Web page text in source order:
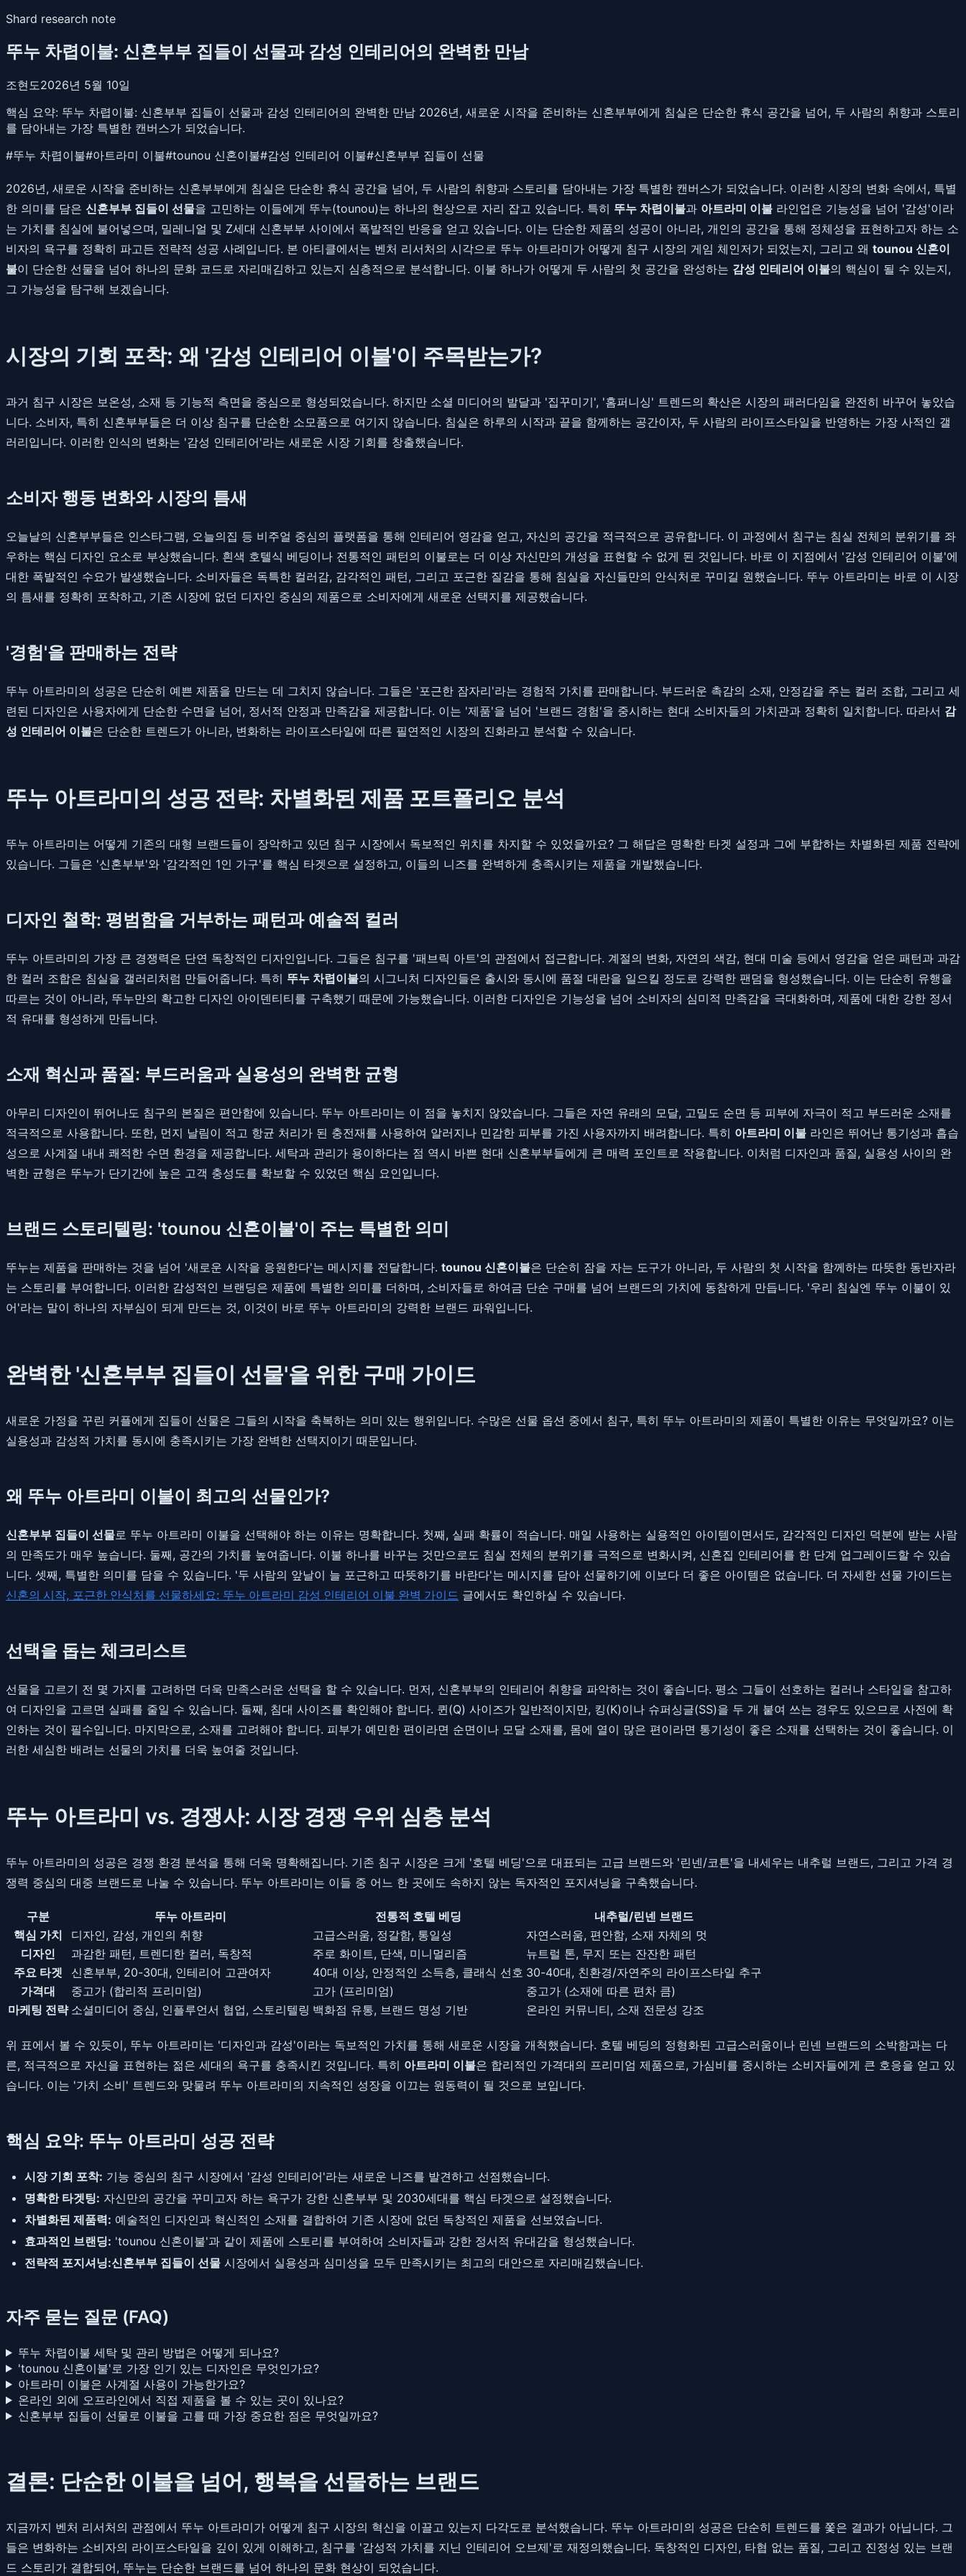
Shard research note
뚜누 차렵이불: 신혼부부 집들이 선물과 감성 인테리어의 완벽한 만남
조현도2026년 5월 10일
핵심 요약: 뚜누 차렵이불: 신혼부부 집들이 선물과 감성 인테리어의 완벽한 만남 2026년, 새로운 시작을 준비하는 신혼부부에게 침실은 단순한 휴식 공간을 넘어, 두 사람의 취향과 스토리
를 담아내는 가장 특별한 캔버스가 되었습니다.
#뚜누 차렵이불#아트라미 이불#tounou 신혼이불#감성 인테리어 이불#신혼부부 집들이 선물
2026년, 새로운 시작을 준비하는 신혼부부에게 침실은 단순한 휴식 공간을 넘어, 두 사람의 취향과 스토리를 담아내는 가장 특별한 캔버스가 되었습니다. 이러한 시장의 변화 속에서, 특별
한 의미를 담은 신혼부부 집들이 선물을 고민하는 이들에게 뚜누(tounou)는 하나의 현상으로 자리 잡고 있습니다. 특히 뚜누 차렵이불과 아트라미 이불 라인업은 기능성을 넘어 '감성'이라
는 가치를 침실에 불어넣으며, 밀레니얼 및 Z세대 신혼부부 사이에서 폭발적인 반응을 얻고 있습니다. 이는 단순한 제품의 성공이 아니라, 개인의 공간을 통해 정체성을 표현하고자 하는 소
비자의 욕구를 정확히 파고든 전략적 성공 사례입니다. 본 아티클에서는 벤처 리서처의 시각으로 뚜누 아트라미가 어떻게 침구 시장의 게임 체인저가 되었는지, 그리고 왜 tounou 신혼이
불이 단순한 선물을 넘어 하나의 문화 코드로 자리매김하고 있는지 심층적으로 분석합니다. 이불 하나가 어떻게 두 사람의 첫 공간을 완성하는 감성 인테리어 이불의 핵심이 될 수 있는지,
그 가능성을 탐구해 보겠습니다.
시장의 기회 포착: 왜 '감성 인테리어 이불'이 주목받는가?
과거 침구 시장은 보온성, 소재 등 기능적 측면을 중심으로 형성되었습니다. 하지만 소셜 미디어의 발달과 '집꾸미기', '홈퍼니싱' 트렌드의 확산은 시장의 패러다임을 완전히 바꾸어 놓았습
니다. 소비자, 특히 신혼부부들은 더 이상 침구를 단순한 소모품으로 여기지 않습니다. 침실은 하루의 시작과 끝을 함께하는 공간이자, 두 사람의 라이프스타일을 반영하는 가장 사적인 갤
러리입니다. 이러한 인식의 변화는 '감성 인테리어'라는 새로운 시장 기회를 창출했습니다.
소비자 행동 변화와 시장의 틈새
오늘날의 신혼부부들은 인스타그램, 오늘의집 등 비주얼 중심의 플랫폼을 통해 인테리어 영감을 얻고, 자신의 공간을 적극적으로 공유합니다. 이 과정에서 침구는 침실 전체의 분위기를 좌
우하는 핵심 디자인 요소로 부상했습니다. 흰색 호텔식 베딩이나 전통적인 패턴의 이불로는 더 이상 자신만의 개성을 표현할 수 없게 된 것입니다. 바로 이 지점에서 '감성 인테리어 이불'에
대한 폭발적인 수요가 발생했습니다. 소비자들은 독특한 컬러감, 감각적인 패턴, 그리고 포근한 질감을 통해 침실을 자신들만의 안식처로 꾸미길 원했습니다. 뚜누 아트라미는 바로 이 시장
의 틈새를 정확히 포착하고, 기존 시장에 없던 디자인 중심의 제품으로 소비자에게 새로운 선택지를 제공했습니다.
'경험'을 판매하는 전략
뚜누 아트라미의 성공은 단순히 예쁜 제품을 만드는 데 그치지 않습니다. 그들은 '포근한 잠자리'라는 경험적 가치를 판매합니다. 부드러운 촉감의 소재, 안정감을 주는 컬러 조합, 그리고 세
련된 디자인은 사용자에게 단순한 수면을 넘어, 정서적 안정과 만족감을 제공합니다. 이는 '제품'을 넘어 '브랜드 경험'을 중시하는 현대 소비자들의 가치관과 정확히 일치합니다. 따라서 감
성 인테리어 이불은 단순한 트렌드가 아니라, 변화하는 라이프스타일에 따른 필연적인 시장의 진화라고 분석할 수 있습니다.
뚜누 아트라미의 성공 전략: 차별화된 제품 포트폴리오 분석
뚜누 아트라미는 어떻게 기존의 대형 브랜드들이 장악하고 있던 침구 시장에서 독보적인 위치를 차지할 수 있었을까요? 그 해답은 명확한 타겟 설정과 그에 부합하는 차별화된 제품 전략에
있습니다. 그들은 '신혼부부'와 '감각적인 1인 가구'를 핵심 타겟으로 설정하고, 이들의 니즈를 완벽하게 충족시키는 제품을 개발했습니다.
디자인 철학: 평범함을 거부하는 패턴과 예술적 컬러
뚜누 아트라미의 가장 큰 경쟁력은 단연 독창적인 디자인입니다. 그들은 침구를 '패브릭 아트'의 관점에서 접근합니다. 계절의 변화, 자연의 색감, 현대 미술 등에서 영감을 얻은 패턴과 과감
한 컬러 조합은 침실을 갤러리처럼 만들어줍니다. 특히 뚜누 차렵이불의 시그니처 디자인들은 출시와 동시에 품절 대란을 일으킬 정도로 강력한 팬덤을 형성했습니다. 이는 단순히 유행을
따르는 것이 아니라, 뚜누만의 확고한 디자인 아이덴티티를 구축했기 때문에 가능했습니다. 이러한 디자인은 기능성을 넘어 소비자의 심미적 만족감을 극대화하며, 제품에 대한 강한 정서
적 유대를 형성하게 만듭니다.
소재 혁신과 품질: 부드러움과 실용성의 완벽한 균형
아무리 디자인이 뛰어나도 침구의 본질은 편안함에 있습니다. 뚜누 아트라미는 이 점을 놓치지 않았습니다. 그들은 자연 유래의 모달, 고밀도 순면 등 피부에 자극이 적고 부드러운 소재를
적극적으로 사용합니다. 또한, 먼지 날림이 적고 항균 처리가 된 충전재를 사용하여 알러지나 민감한 피부를 가진 사용자까지 배려합니다. 특히 아트라미 이불 라인은 뛰어난 통기성과 흡습
성으로 사계절 내내 쾌적한 수면 환경을 제공합니다. 세탁과 관리가 용이하다는 점 역시 바쁜 현대 신혼부부들에게 큰 매력 포인트로 작용합니다. 이처럼 디자인과 품질, 실용성 사이의 완
벽한 균형은 뚜누가 단기간에 높은 고객 충성도를 확보할 수 있었던 핵심 요인입니다.
브랜드 스토리텔링: 'tounou 신혼이불'이 주는 특별한 의미
뚜누는 제품을 판매하는 것을 넘어 '새로운 시작을 응원한다'는 메시지를 전달합니다. tounou 신혼이불은 단순히 잠을 자는 도구가 아니라, 두 사람의 첫 시작을 함께하는 따뜻한 동반자라
는 스토리를 부여합니다. 이러한 감성적인 브랜딩은 제품에 특별한 의미를 더하며, 소비자들로 하여금 단순 구매를 넘어 브랜드의 가치에 동참하게 만듭니다. '우리 침실엔 뚜누 이불이 있
어'라는 말이 하나의 자부심이 되게 만드는 것, 이것이 바로 뚜누 아트라미의 강력한 브랜드 파워입니다.
완벽한 '신혼부부 집들이 선물'을 위한 구매 가이드
새로운 가정을 꾸린 커플에게 집들이 선물은 그들의 시작을 축복하는 의미 있는 행위입니다. 수많은 선물 옵션 중에서 침구, 특히 뚜누 아트라미의 제품이 특별한 이유는 무엇일까요? 이는
실용성과 감성적 가치를 동시에 충족시키는 가장 완벽한 선택지이기 때문입니다.
왜 뚜누 아트라미 이불이 최고의 선물인가?
신혼부부 집들이 선물로 뚜누 아트라미 이불을 선택해야 하는 이유는 명확합니다. 첫째, 실패 확률이 적습니다. 매일 사용하는 실용적인 아이템이면서도, 감각적인 디자인 덕분에 받는 사람
의 만족도가 매우 높습니다. 둘째, 공간의 가치를 높여줍니다. 이불 하나를 바꾸는 것만으로도 침실 전체의 분위기를 극적으로 변화시켜, 신혼집 인테리어를 한 단계 업그레이드할 수 있습
니다. 셋째, 특별한 의미를 담을 수 있습니다. '두 사람의 앞날이 늘 포근하고 따뜻하기를 바란다'는 메시지를 담아 선물하기에 이보다 더 좋은 아이템은 없습니다. 더 자세한 선물 가이드는
신혼의 시작, 포근한 안식처를 선물하세요: 뚜누 아트라미 감성 인테리어 이불 완벽 가이드 글에서도 확인하실 수 있습니다.
선택을 돕는 체크리스트
선물을 고르기 전 몇 가지를 고려하면 더욱 만족스러운 선택을 할 수 있습니다. 먼저, 신혼부부의 인테리어 취향을 파악하는 것이 좋습니다. 평소 그들이 선호하는 컬러나 스타일을 참고하
여 디자인을 고르면 실패를 줄일 수 있습니다. 둘째, 침대 사이즈를 확인해야 합니다. 퀸(Q) 사이즈가 일반적이지만, 킹(K)이나 슈퍼싱글(SS)을 두 개 붙여 쓰는 경우도 있으므로 사전에 확
인하는 것이 필수입니다. 마지막으로, 소재를 고려해야 합니다. 피부가 예민한 편이라면 순면이나 모달 소재를, 몸에 열이 많은 편이라면 통기성이 좋은 소재를 선택하는 것이 좋습니다. 이
러한 세심한 배려는 선물의 가치를 더욱 높여줄 것입니다.
뚜누 아트라미 vs. 경쟁사: 시장 경쟁 우위 심층 분석
뚜누 아트라미의 성공은 경쟁 환경 분석을 통해 더욱 명확해집니다. 기존 침구 시장은 크게 '호텔 베딩'으로 대표되는 고급 브랜드와 '린넨/코튼'을 내세우는 내추럴 브랜드, 그리고 가격 경
쟁력 중심의 대중 브랜드로 나눌 수 있습니다. 뚜누 아트라미는 이들 중 어느 한 곳에도 속하지 않는 독자적인 포지셔닝을 구축했습니다.
구분 뚜누 아트라미 전통적 호텔 베딩
내추럴/린넨 브랜드
핵심 가치
디자인, 감성, 개인의 취향 고급스러움, 정갈함, 통일성
자연스러움, 편안함, 소재 자체의 멋
디자인
과감한 패턴, 트렌디한 컬러, 독창적 주로 화이트, 단색, 미니멀리즘
뉴트럴 톤, 무지 또는 잔잔한 패턴
주요 타겟
신혼부부, 20-30대, 인테리어 고관여자 40대 이상, 안정적인 소득층, 클래식 선호 30-40대, 친환경/자연주의 라이프스타일 추구
가격대
중고가 (합리적 프리미엄) 고가 (프리미엄)
중고가 (소재에 따른 편차 큼)
마케팅 전략 소셜미디어 중심, 인플루언서 협업, 스토리텔링 백화점 유통, 브랜드 명성 기반 온라인 커뮤니티, 소재 전문성 강조
위 표에서 볼 수 있듯이, 뚜누 아트라미는 '디자인과 감성'이라는 독보적인 가치를 통해 새로운 시장을 개척했습니다. 호텔 베딩의 정형화된 고급스러움이나 린넨 브랜드의 소박함과는 다
른, 적극적으로 자신을 표현하는 젊은 세대의 욕구를 충족시킨 것입니다. 특히 아트라미 이불은 합리적인 가격대의 프리미엄 제품으로, 가심비를 중시하는 소비자들에게 큰 호응을 얻고 있
습니다. 이는 '가치 소비' 트렌드와 맞물려 뚜누 아트라미의 지속적인 성장을 이끄는 원동력이 될 것으로 보입니다.
핵심 요약: 뚜누 아트라미 성공 전략
시장 기회 포착: 기능 중심의 침구 시장에서 '감성 인테리어'라는 새로운 니즈를 발견하고 선점했습니다.
명확한 타겟팅: 자신만의 공간을 꾸미고자 하는 욕구가 강한 신혼부부 및 2030세대를 핵심 타겟으로 설정했습니다.
차별화된 제품력: 예술적인 디자인과 혁신적인 소재를 결합하여 기존 시장에 없던 독창적인 제품을 선보였습니다.
효과적인 브랜딩: 'tounou 신혼이불'과 같이 제품에 스토리를 부여하여 소비자들과 강한 정서적 유대감을 형성했습니다.
전략적 포지셔닝:신혼부부 집들이 선물 시장에서 실용성과 심미성을 모두 만족시키는 최고의 대안으로 자리매김했습니다.
자주 묻는 질문 (FAQ)
뚜누 차렵이불 세탁 및 관리 방법은 어떻게 되나요?
'tounou 신혼이불'로 가장 인기 있는 디자인은 무엇인가요?
아트라미 이불은 사계절 사용이 가능한가요?
온라인 외에 오프라인에서 직접 제품을 볼 수 있는 곳이 있나요?
신혼부부 집들이 선물로 이불을 고를 때 가장 중요한 점은 무엇일까요?
결론: 단순한 이불을 넘어, 행복을 선물하는 브랜드
지금까지 벤처 리서처의 관점에서 뚜누 아트라미가 어떻게 침구 시장의 혁신을 이끌고 있는지 다각도로 분석했습니다. 뚜누 아트라미의 성공은 단순히 트렌드를 쫓은 결과가 아닙니다. 그
들은 변화하는 소비자의 라이프스타일을 깊이 있게 이해하고, 침구를 '감성적 가치를 지닌 인테리어 오브제'로 재정의했습니다. 독창적인 디자인, 타협 없는 품질, 그리고 진정성 있는 브랜
드 스토리가 결합되어, 뚜누는 단순한 브랜드를 넘어 하나의 문화 현상이 되었습니다.